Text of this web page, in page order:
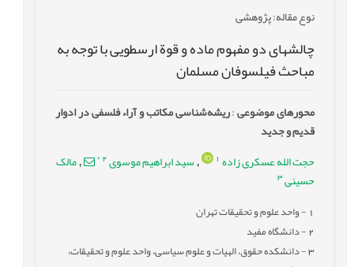
نوع مقاله: پژوهشی
چالشهای دو مفهوم ماده و قوة ارسطویی با توجه به
مباحث فیلسوفان مسلمان
محورهای موضوعی:ریشه‌شناسی مکاتب و آراء فلسفی در ادوار
قدیم و جدید
حجت الله عسکری زاده1
,سید ابراهیم موسوی 2
*
,مالک
حسینی 3
- واحد علوم و تحقیقات تهران
2- دانشگاه مفید
3- دانشکده حقوق، الهیات و علوم سیاسی، واحد علوم و تحقیقات،